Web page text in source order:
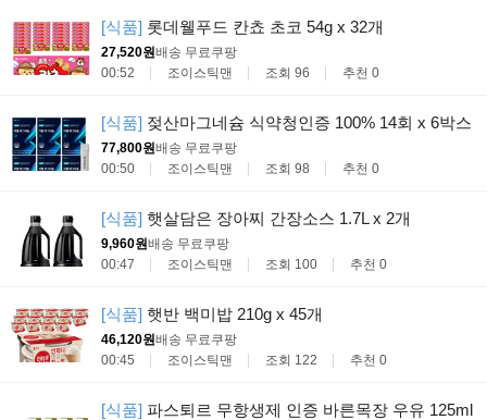
[식품] 롯데웰푸드 칸쵸 초코 54g x 32개
27,520원배송 무료쿠팡
00:52
조이스틱맨 조회 96 추천 0
[식품] 젖산마그네슘 식약청인증 100% 14회 x 6박스
77,800원배송 무료쿠팡
00:50
조이스틱맨 조회 98 추천 0
[식품] 햇살담은 장아찌 간장소스 1.7L x 2개
9,960원배송 무료쿠팡
00:47
조이스틱맨 조회 100 추천 0
[식품] 햇반 백미밥 210g x 45개
46,120원배송 무료쿠팡
00:45
조이스틱맨 조회 122 추천 0
[식품] 파스퇴르 무항생제 인증 바른목장 우유 125ml